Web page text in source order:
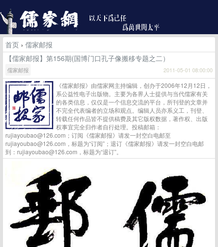
首页 › 儒家邮报
【儒家邮报】第156期(国博门口孔子像搬移专题之二）
儒家邮报 2011-05-01 08:00:00
《儒家邮报》由儒家网主持编辑，创办于2006年12月12日，
系公益性电子出版物。主要为各界人士提供与当代儒家有关
的各类信息，仅仅是一个信息交流的平台，所刊登的文章并
不完全代表编者的立场和观点。编辑人员亦系义工，刊登、
转载任何作品皆不提供稿费及其它版权数据，著作权、出版
权事宜完全归作者自行处理。投稿邮箱：
rujiayoubao@126.com；订阅《儒家邮报》请发一封空白电邮至
rujiayoubao@126.com，标题为“订阅”；退订《儒家邮报》请发一封空白电邮
到：rujiayoubao@126.com，标题为“退订”。